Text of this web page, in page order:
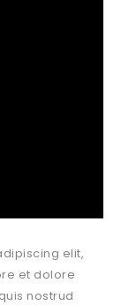
elit,
et dolore
nostrud